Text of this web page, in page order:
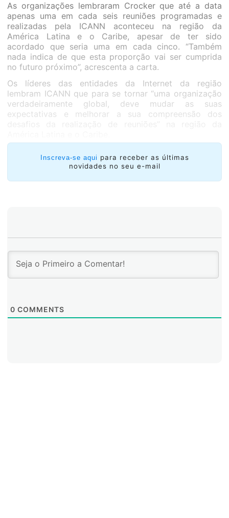
As organizações lembraram Crocker que até a data
apenas uma em cada seis reuniões programadas e
realizadas pela ICANN aconteceu na região da
América Latina e o Caribe, apesar de ter sido
acordado que seria uma em cada cinco. “Também
nada indica de que esta proporção vai ser cumprida
no futuro próximo”, acrescenta a carta.
Os líderes das entidades da Internet da região
lembram ICANN que para se tornar “uma organização
verdadeiramente global, deve mudar as suas
expectativas e melhorar a sua compreensão dos
Inscreva-se aqui para receber as últimas
novidades no seu e-mail
0 COMMENTS